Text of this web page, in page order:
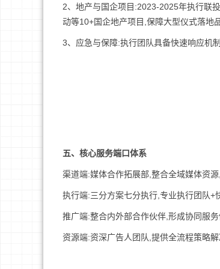
2、地产与国企项目:2023-2025年执行联
动等10+国企地产项目,保障大型仪式落地品
3、应急与保障:执行团队具备快速响应机
五、核心服务端口体系
渠道端:媒体合作拓展部,整合全域媒体资
执行端:三分方案七分执行,专业执行团队+
推广端:整合内外部合作伙伴,形成协同服
资源端:资深广告人团队,提供全流程策略